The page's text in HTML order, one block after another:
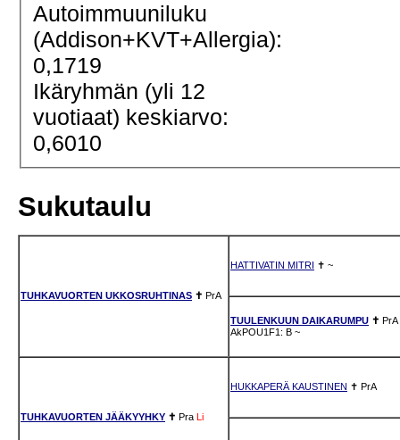
Autoimmuuniluku
(Addison+KVT+Allergia):
0,1719
Ikäryhmän (yli 12
vuotiaat) keskiarvo:
0,6010
Sukutaulu
TUHKAVUORTEN UKKOSRUHTINAS ✝ PrA
HATTIVATIN MITRI ✝ ~
TUULENKUUN DAIKARUMPU ✝ PrA
AkPOU1F1: B ~
TUHKAVUORTEN JÄÄKYYHKY ✝ Pra Li
HUKKAPERÄ KAUSTINEN ✝ PrA